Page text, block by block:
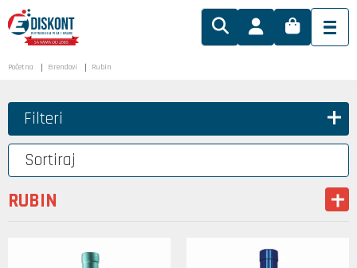
Početna Brendovi Rubin
Filteri
Sortiraj
RUBIN